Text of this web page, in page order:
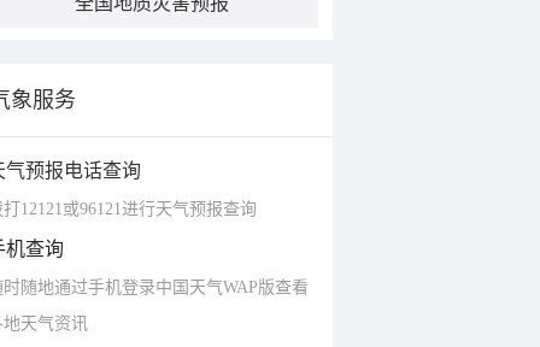
象服务
气预报电话查询
打12121或96121进行天气预报查询
机查询
时随地通过手机登录中国天气WAP版查看
地天气资讯